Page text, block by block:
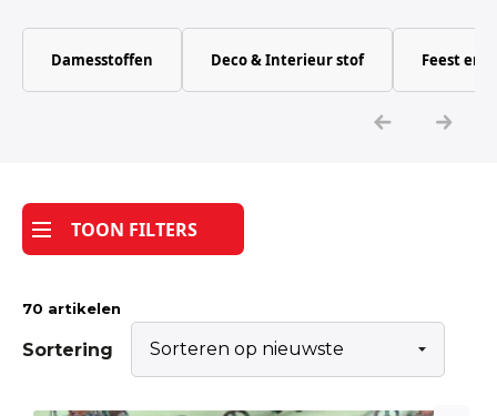
Damesstoffen Deco & Interieur stof Feest en
TOON FILTERS
70 artikelen
Sortering